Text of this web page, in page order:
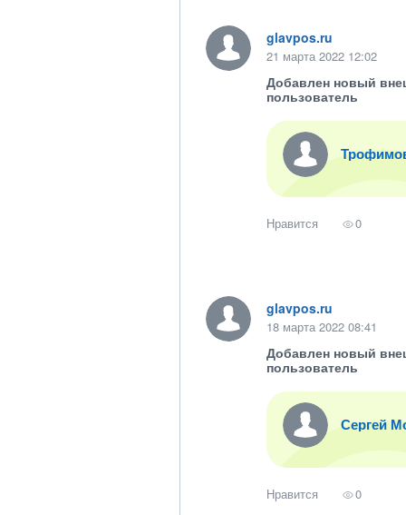
glavpos.ru
21 марта 2022 12:02
Добавлен новый
пользователь
Нравится 0
glavpos.ru
18 марта 2022 08:41
Добавлен новый
пользователь
Сергей
Нравится 0